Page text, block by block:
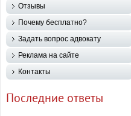
Отзывы
Почему бесплатно?
Задать вопрос адвокату
Реклама на сайте
Контакты
Последние ответы